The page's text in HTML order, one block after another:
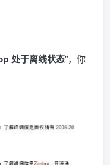
处于离线状态”，你